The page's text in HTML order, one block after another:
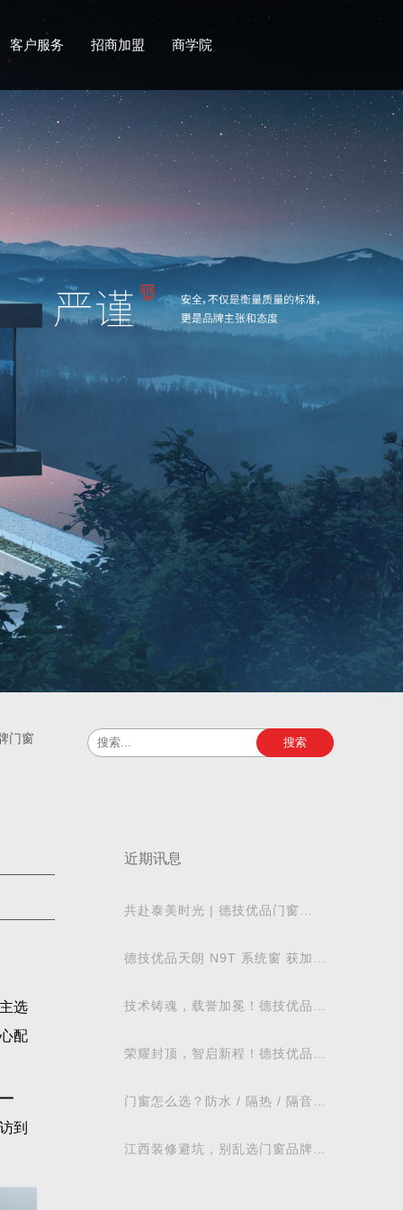
客户服务 招商加盟 商学院
门窗 搜索
选
配
到
近期讯息
共赴泰美时光 | 德技优品门窗
德技优品天朗 N9T 系统窗 获加拿
技术铸魂，载誉加冕！德技优品门
荣耀封顶，智启新程！德技优品门
标杆
门窗怎么选？防水 / 隔热 / 隔音需
业
江西装修避坑，别乱选门窗品牌，